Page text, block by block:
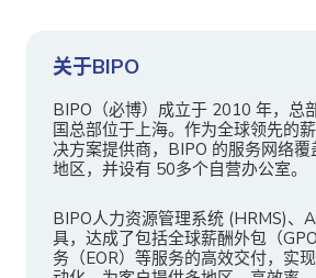
关于BIPO
BIPO（必博）成立于 2010 年，总
国总部位于上海。作为全球领先的
决方案提供商，BIPO 的服务网络
地区，并设有 50多个自营办公室。
BIPO人力资源管理系统 (HRMS)、
具，达成了包括全球薪酬外包（
务（EOR）等服务的高效交付，实